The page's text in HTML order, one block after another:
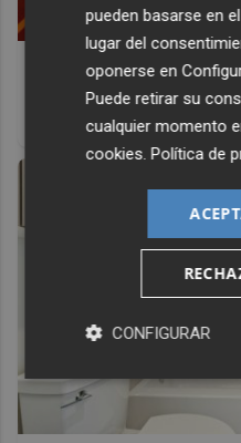
Corepunk MMORPG
Un verdadero MMORPG
antes, pero mejor!
pueden basarse en
lugar del
oponerse en
Puede retirar su
cualquier momento
cookies .Política de
CONFIGURAR